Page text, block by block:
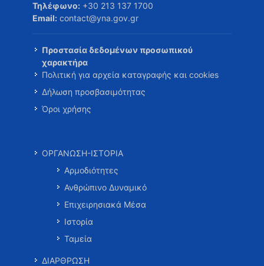
Τηλέφωνο: +30 213 137 1700
Email: contact@yna.gov.gr
Προστασία δεδομένων προσωπικού
χαρακτήρα
Πολιτική για αρχεία καταγραφής και cookies
Δήλωση προσβασιμότητας
Όροι χρήσης
ΟΡΓΑΝΩΣΗ-ΙΣΤΟΡΙΑ
Αρμοδιότητες
Ανθρώπινο Δυναμικό
Επιχειρησιακά Μέσα
Ιστορία
Ταμεία
ΔΙΑΡΘΡΩΣΗ